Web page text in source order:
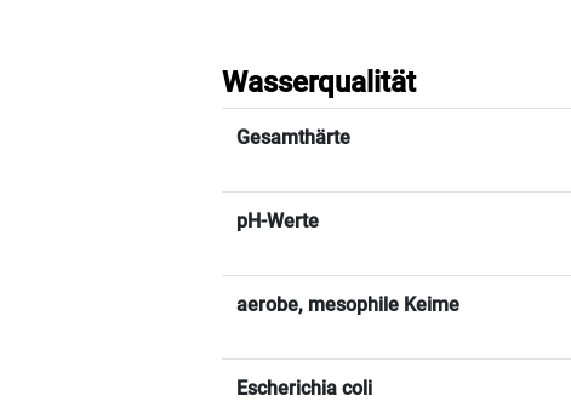
Wasserqualität
Gesamthärte
pH-Werte
aerobe, mesophile Keime
Escherichia coli